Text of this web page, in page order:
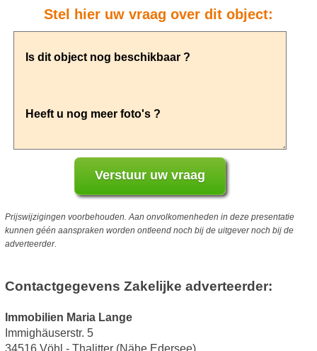
Stel hier uw vraag over dit object:
Prijswijzigingen voorbehouden. Aan onvolkomenheden in deze presentatie
kunnen géén aanspraken worden ontleend noch bij de uitgever noch bij de
adverteerder.
Contactgegevens Zakelijke adverteerder:
Immobilien Maria Lange
Immighäuserstr. 5
34516 Vöhl - Thalitter (Nähe Edersee)